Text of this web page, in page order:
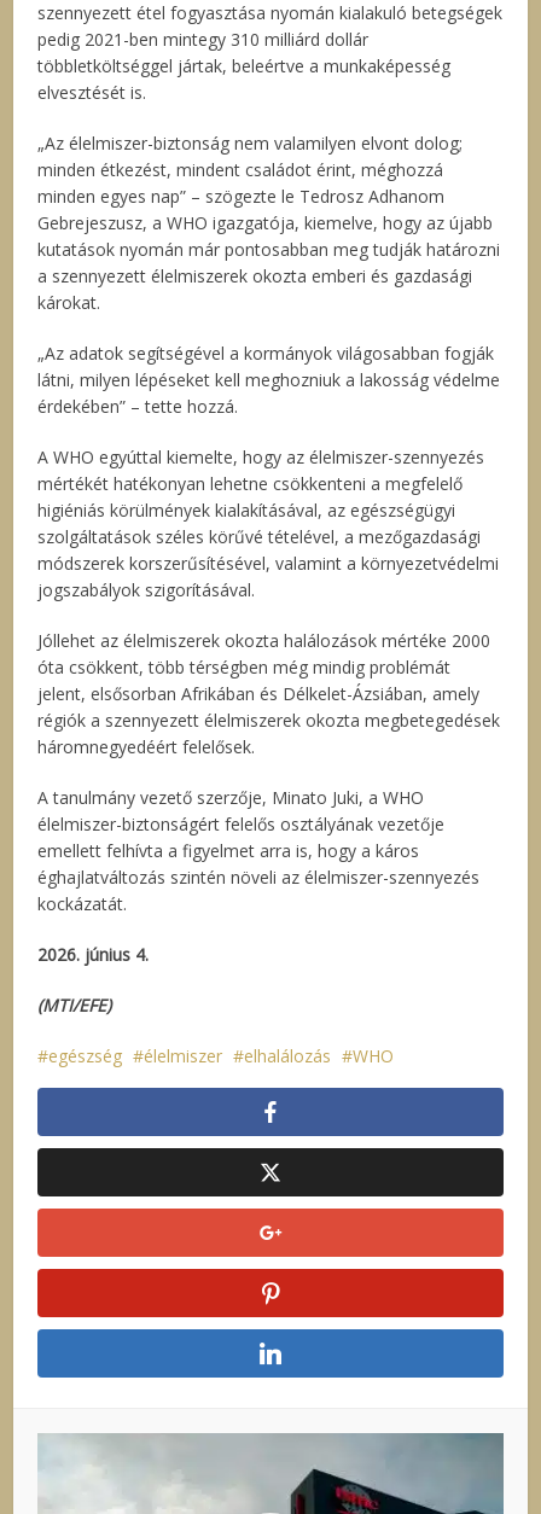
szennyezett étel fogyasztása nyomán kialakuló betegségek
pedig 2021-ben mintegy 310 milliárd dollár
többletköltséggel jártak, beleértve a munkaképesség
elvesztését is.
„Az élelmiszer-biztonság nem valamilyen elvont dolog;
minden étkezést, mindent családot érint, méghozzá
minden egyes nap” – szögezte le Tedrosz Adhanom
Gebrejeszusz, a WHO igazgatója, kiemelve, hogy az újabb
kutatások nyomán már pontosabban meg tudják határozni
a szennyezett élelmiszerek okozta emberi és gazdasági
károkat.
„Az adatok segítségével a kormányok világosabban fogják
látni, milyen lépéseket kell meghozniuk a lakosság védelme
érdekében” – tette hozzá.
A WHO egyúttal kiemelte, hogy az élelmiszer-szennyezés
mértékét hatékonyan lehetne csökkenteni a megfelelő
higiéniás körülmények kialakításával, az egészségügyi
szolgáltatások széles körűvé tételével, a mezőgazdasági
módszerek korszerűsítésével, valamint a környezetvédelmi
jogszabályok szigorításával.
Jóllehet az élelmiszerek okozta halálozások mértéke 2000
óta csökkent, több térségben még mindig problémát
jelent, elsősorban Afrikában és Délkelet-Ázsiában, amely
régiók a szennyezett élelmiszerek okozta megbetegedések
háromnegyedéért felelősek.
A tanulmány vezető szerzője, Minato Juki, a WHO
élelmiszer-biztonságért felelős osztályának vezetője
emellett felhívta a figyelmet arra is, hogy a káros
éghajlatváltozás szintén növeli az élelmiszer-szennyezés
kockázatát.
2026. június 4.
(MTI/EFE)
egészség élelmiszer elhalálozás WHO